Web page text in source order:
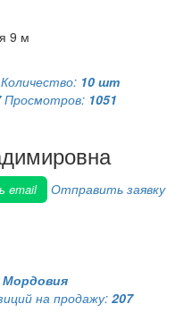
9 м
Количество: 10 шт
Просмотров: 1051
email
Отправить заявку
Мордовия
на продажу: 207